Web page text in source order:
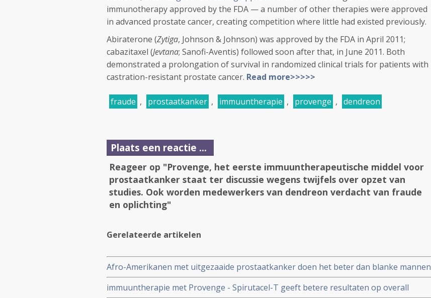
immunotherapy approved by the FDA — a number of other therapies were approved
in advanced prostate cancer, creating competition where little had existed previously.
Abiraterone (Zytiga, Johnson & Johnson) was approved by the FDA in April 2011;
cabazitaxel (Jevtana; Sanofi-Aventis) followed soon after that, in June 2011. Both
demonstrated a prolongation of survival in randomized clinical trials for patients with
castration-resistant prostate cancer. Read more>>>>>
fraude , prostaatkanker , immuuntherapie , provenge , dendreon
Plaats een reactie ...
Reageer op "Provenge, het eerste immuuntherapeutische middel voor
prostaatkanker staat ter discussie wegens twijfels over opzet van
studies. Ook worden medewerkers van dendreon verdacht van fraude
en oplichting"
Gerelateerde artikelen
Afro-Amerikanen met uitgezaaide prostaatkanker doen het beter dan blanke mannen
na immuuntherapie met Provenge - sipuleucel-T. Overall overleving was 12 procent
beter
immuuntherapie met Provenge - Spirutacel-T geeft betere resultaten op overall